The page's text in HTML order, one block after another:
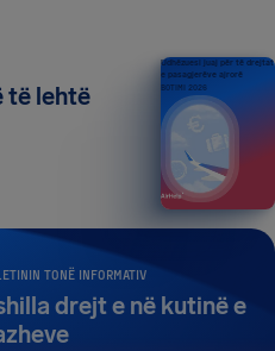
TONË INFORMATIV
drejt e në kutinë e
të lehtë
Udhëzuesi juaj për të drejtat
e pasagjerëve ajrorë
BOTIMI 2026